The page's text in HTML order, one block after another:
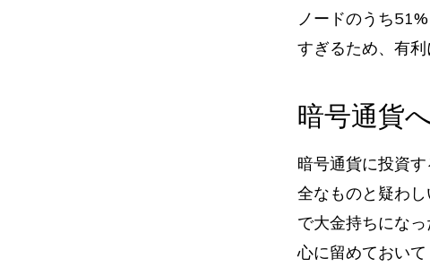
ノードのうち
すぎるため、有利
暗号通貨
暗号通貨に投資
全なものと疑わ
で大金持ちにな
心に留めておい